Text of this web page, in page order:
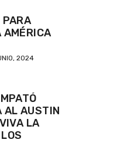
PARA
AMÉRICA
2024
AL AUSTIN
LA